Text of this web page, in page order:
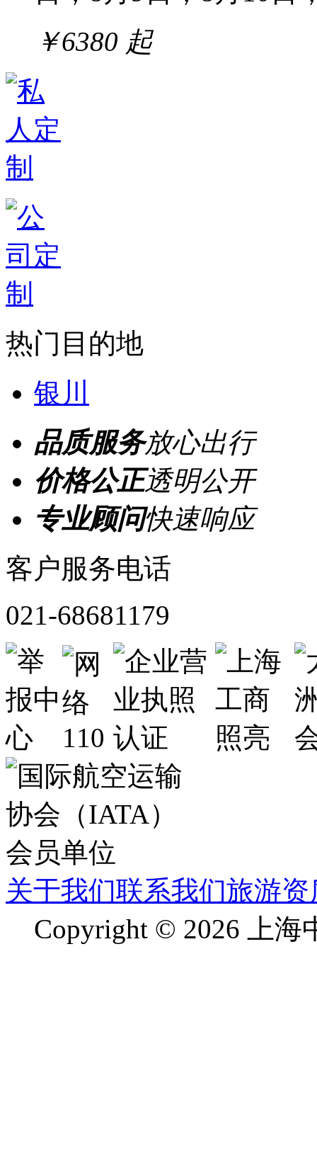
￥6380 起
热门目的地
银川
品质服务放心出行
价格公正透明公开
专业顾问快速响应
客户服务电话
021-68681179
关于我们联系我们旅游资
Copyright © 2026 上海